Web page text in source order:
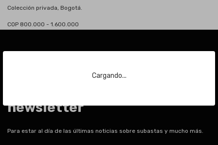
Cargando...
Colección privada, Bogotá.
COP 800.000 - 1.600.000
newsletter
Para estar al día de las últimas noticias sobre subastas y mucho más.